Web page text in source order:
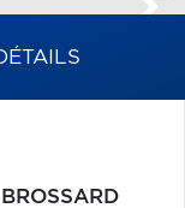
BROSSARD